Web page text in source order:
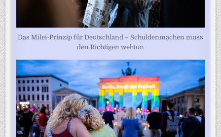
Das Milei-Prinzip für Deutschland – Schuldenmachen muss
den Richtigen wehtun